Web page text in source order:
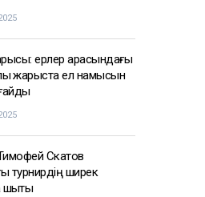
ерлер арасындағы
жарыста ел намысын
Скатов
турнирдің ширек